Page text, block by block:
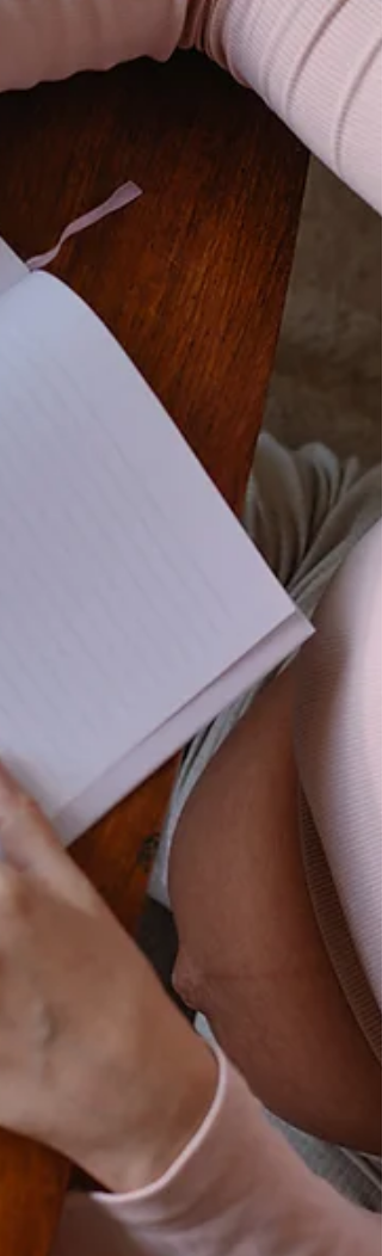
optimiser un petit espace sans se
laisser envahir.